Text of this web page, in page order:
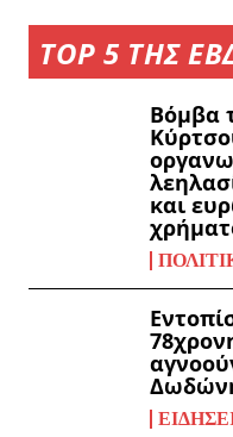
TOP 5 ΤΗΣ
Βόμβα
και